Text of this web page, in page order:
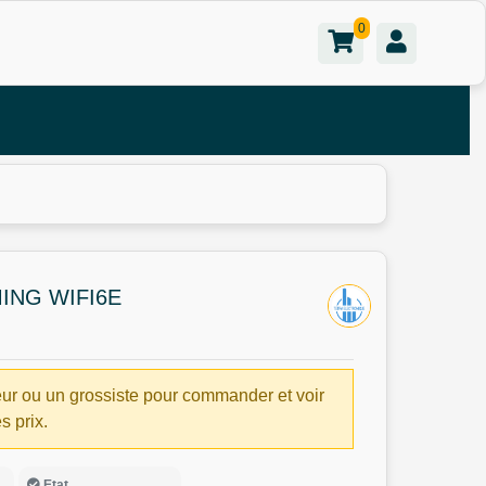
0
WIFI6E
ou un grossiste pour commander et voir
prix.